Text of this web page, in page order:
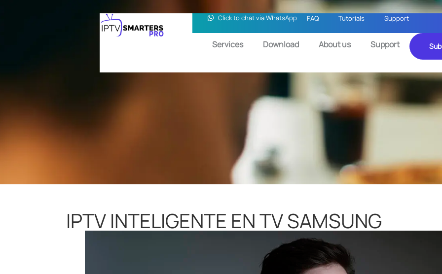
Click to chat via WhatsApp FAQ Tutorials Support
Services Download About us Support
IPTV INTELIGENTE EN TV SAMSUNG